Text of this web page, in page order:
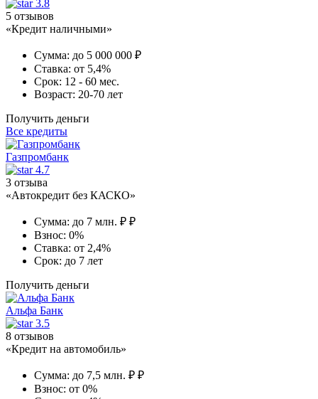
3.8
5 отзывов
«Кредит наличными»
Сумма: до 5 000 000 ₽
Ставка: от 5,4%
Срок: 12 - 60 мес.
Возраст: 20-70 лет
Получить деньги
Все кредиты
Газпромбанк
4.7
3 отзыва
«Автокредит без КАСКО»
Сумма: до 7 млн. ₽ ₽
Взнос: 0%
Ставка: от 2,4%
Срок: до 7 лет
Получить деньги
Альфа Банк
3.5
8 отзывов
«Кредит на автомобиль»
Сумма: до 7,5 млн. ₽ ₽
Взнос: от 0%